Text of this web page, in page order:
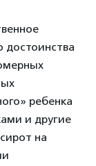
достоинства
ребенка
и другие
на